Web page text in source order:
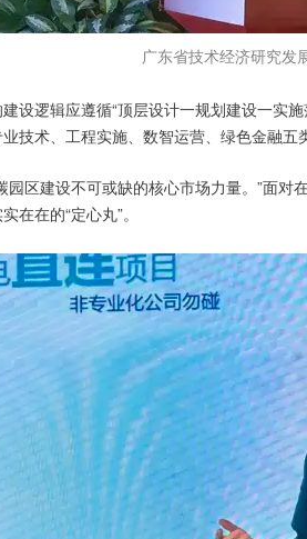
广东省技术经济研究发
设逻辑应遵循“顶层设计一规划建设一实
技术、工程实施、数智运营、绿色金融五
园区建设不可或缺的核心市场力量。”面
在在的“定心丸”。